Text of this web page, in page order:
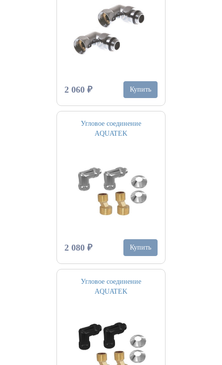
2 060 ₽ Купить
Угловое соединение
AQUATEK
2 080 ₽ Купить
Угловое соединение
AQUATEK